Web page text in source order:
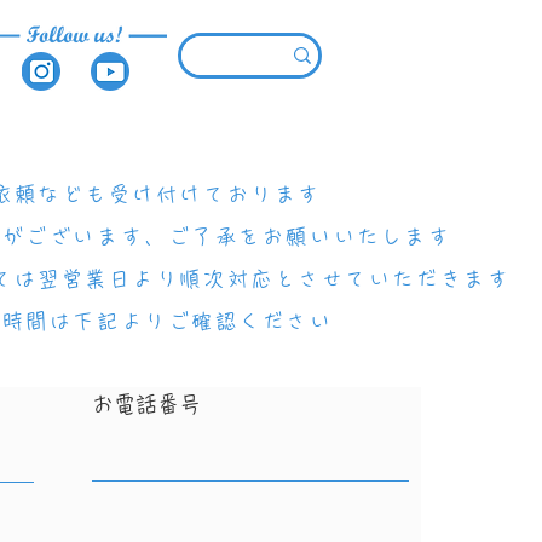
頼なども受け付けております
ございます、 ご了承をお願いいたします
翌営業日より順次対応とさせていただきます
間は下記よりご確認ください
お電話番号